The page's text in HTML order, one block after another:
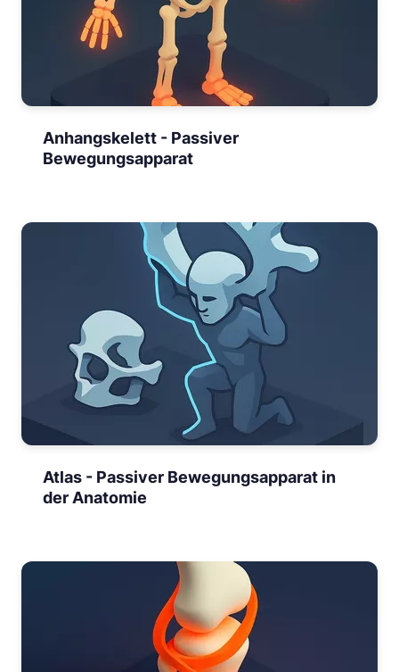
Anhangskelett - Passiver
Bewegungsapparat
Atlas - Passiver Bewegungsapparat in
der Anatomie